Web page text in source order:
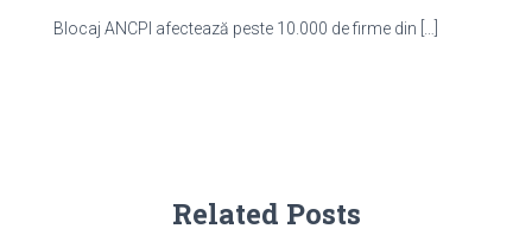
Blocaj ANCPI afectează peste 10.000 de firme din
Related Posts